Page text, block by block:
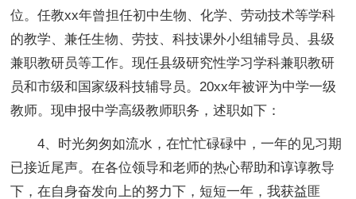
位。任教xx年曾担任初中生物、化学、劳动技术等学科
的教学、兼任生物、劳技、科技课外小组辅导员、县级
兼职教研员等工作。现任县级研究性学习学科兼职教研
员和市级和国家级科技辅导员。20xx年被评为中学一级
教师。现申报中学高级教师职务，述职如下：
4、时光匆匆如流水，在忙忙碌碌中，一年的见习期
已接近尾声。在各位领导和老师的热心帮助和谆谆教导
下，在自身奋发向上的努力下，短短一年，我获益匪